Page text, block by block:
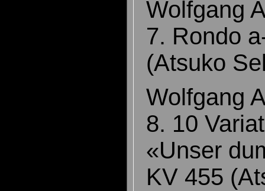
Wolfgang
7. Rondo
(Atsuko
Wolfgang
8. 10
«Unser
KV 455